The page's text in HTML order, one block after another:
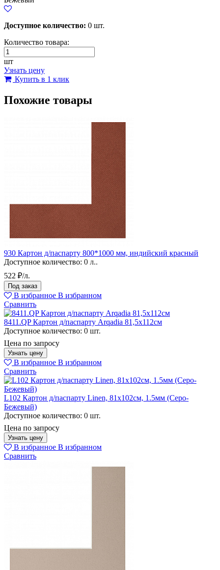
Доступное количество: 0 шт.
Количество товара:
шт
Узнать цену
Купить в 1 клик
Похожие товары
930 Картон д/паспарту 800*1000 мм, индийский красный
Доступное количество: 0 л..
522 ₽/л.
Под заказ
В избранное В избранном
Сравнить
8411.QP Картон д/паспарту Arqadia 81,5х112см
Доступное количество: 0 шт.
Цена по запросу
Узнать цену
В избранное В избранном
Сравнить
L102 Картон д/паспарту Linen, 81x102см, 1.5мм (Серо-
Бежевый)
Доступное количество: 0 шт.
Цена по запросу
Узнать цену
В избранное В избранном
Сравнить